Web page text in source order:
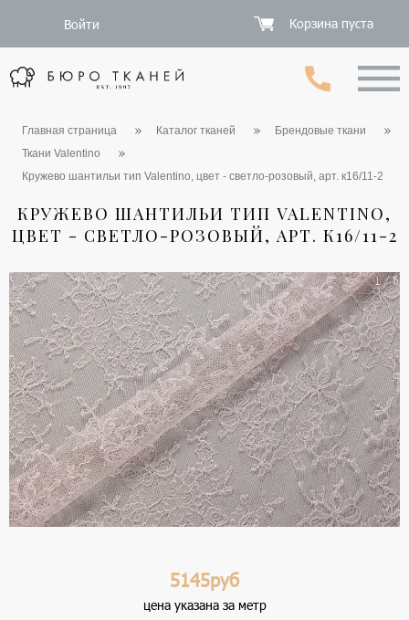
Войти Корзина пуста
Главная страница Каталог тканей
Брендовые ткани
Ткани Valentino
Кружево шантильи тип Valentino, цвет - светло-розовый, арт. к16/11-2
КРУЖЕВО ШАНТИЛЬИ ТИП VALENTINO,
ЦВЕТ - СВЕТЛО-РОЗОВЫЙ, АРТ. К16/11-2
1 / 5
5145руб
цена указана за метр